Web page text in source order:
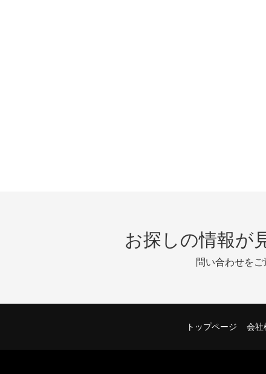
お探しの情報が
問い合わせをご
トップページ 会社